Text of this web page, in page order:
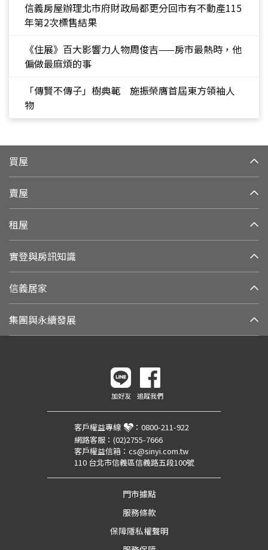
信義房屋辦理北市府財政局都更分回市有不動產115
年第2次標售結果
《住展》百大影響力人物周俊吉——房市最熱時，他
偏做最麻煩的事
「傳賢不傳子」樹典範 施振榮膺首屆東方領袖人
物
買屋
賣屋
租屋
實登與房訊知識
信義居家
集團與永續發展
加好友 追蹤我們
客戶權益專線 ： 0800-211-922
網路客服： (02)2755-7666
客戶權益信箱： cs@sinyi.com.tw
110 台北市信義區信義路五段100號
門市據點
服務條款
保障隱私權聲明